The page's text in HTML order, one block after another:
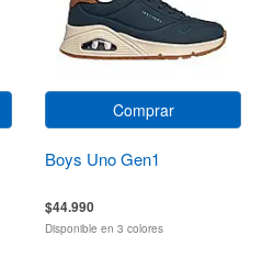
Comprar
Boys Uno Gen1
$44.990
Disponible en 3 colores